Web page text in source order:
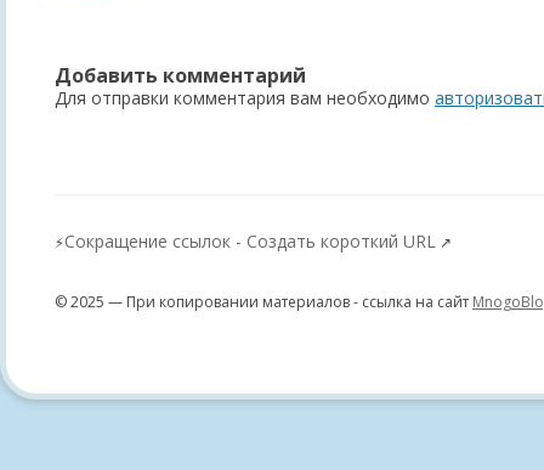
Добавить комментарий
Для отправки комментария вам необходимо
⚡Сокращение ссылок - Создать короткий URL ↗
© 2025 — При копировании материалов - ссылка на сайт